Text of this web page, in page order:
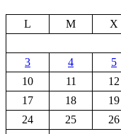
L
M X
3
4 5
10
11 12
17
18 19
24
25 26